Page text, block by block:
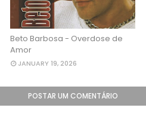
Beto Barbosa - Overdose de
Amor
JANUARY 19, 2026
POSTAR UM COMENTÁRIO